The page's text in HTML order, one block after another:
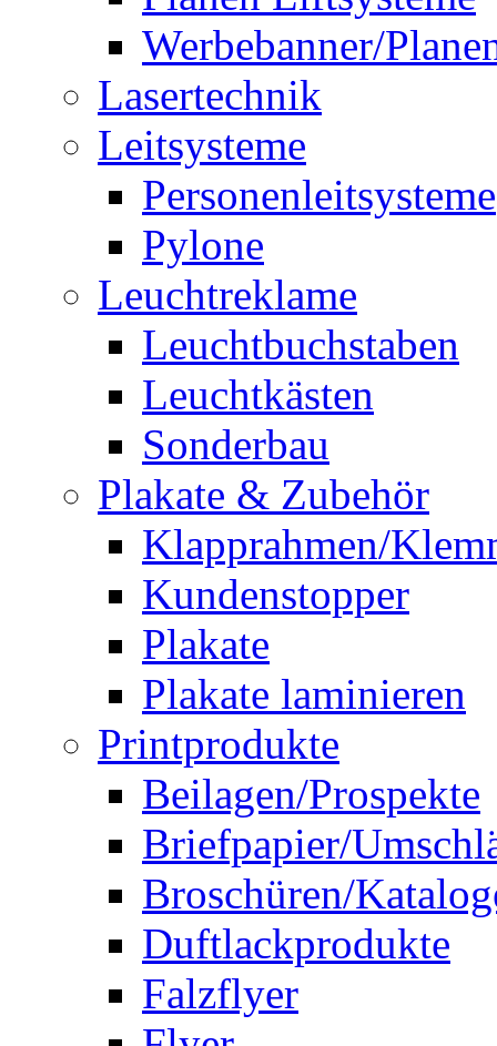
Werbebanner/
Lasertechnik
Leitsysteme
Personenleitsysteme
Pylone
Leuchtreklame
Leuchtbuchstaben
Leuchtkästen
Sonderbau
Plakate & Zubehör
Klapprahmen/
Kundenstopper
Plakate
Plakate laminieren
Printprodukte
Beilagen/Prospekte
Briefpapier/
Broschüren/
Duftlackprodukte
Falzflyer